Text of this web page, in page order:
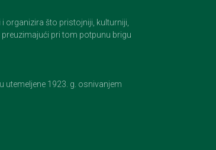
organizira što pristojniji, kulturniji,
pri tom potpunu brigu
utemeljene 1923. g. osnivanjem